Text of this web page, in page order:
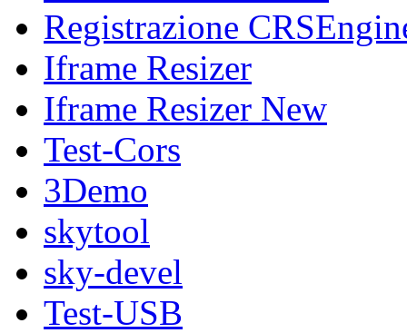
Registrazione
Iframe Resizer
Iframe Resizer New
Test-Cors
3Demo
skytool
sky-devel
Test-USB